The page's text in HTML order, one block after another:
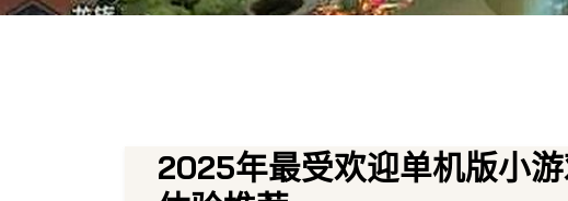
2025年最受欢迎单机版小